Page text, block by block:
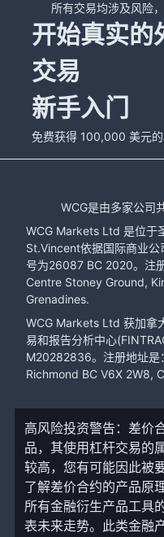
所有交易均涉及风险
开始真实的
交易
新手入门
免费获得 100,000 美元
WCG是由多家公司
WCG Markets Ltd 是位于
St.Vincent依据国际商业公
号为26087 BC 2020。注
Centre Stoney Ground,
Grenadines.
WCG Markets Ltd 获加拿
易和报告分析中心
M20282836。注册地址
Richmond BC V6X 2W8,
高风险投资警告：差价
品，其使用杠杆交易的
较高，您有可能因此被
了解差价合约的产品原
所有金融衍生产品工具
表未来走势。此类金融